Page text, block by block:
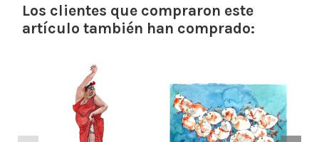
Los clientes que compraron este
artículo también han comprado: